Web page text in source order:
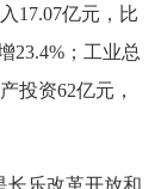
17.07亿元，比
23.4% ；工业总
投资62亿元，
长乐改革开放和